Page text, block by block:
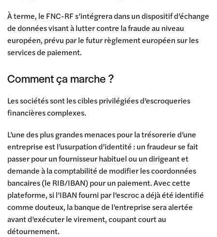
À terme, le FNC-RF s’intégrera dans un dispositif d’échange
de données visant à lutter contre la fraude au niveau
européen, prévu par le futur règlement européen sur les
services de paiement.
Comment ça marche ?
Les sociétés sont les cibles privilégiées d’escroqueries
financières complexes.
L’une des plus grandes menaces pour la trésorerie d’une
entreprise est l’usurpation d’identité : un fraudeur se fait
passer pour un fournisseur habituel ou un dirigeant et
demande à la comptabilité de modifier les coordonnées
bancaires (le RIB/IBAN) pour un paiement. Avec cette
plateforme, si l’IBAN fourni par l’escroc a déjà été identifié
comme douteux, la banque de l’entreprise sera alertée
avant d’exécuter le virement, coupant court au
détournement.